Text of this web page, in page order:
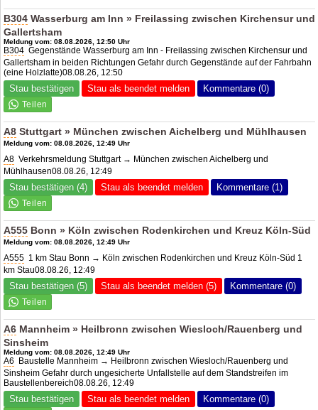
B304 Wasserburg am Inn » Freilassing zwischen Kirchensur und
Gallertsham
Meldung vom: 08.08.2026, 12:50 Uhr
B304 Gegenstände Wasserburg am Inn - Freilassing zwischen Kirchensur und
Gallertsham in beiden Richtungen Gefahr durch Gegenstände auf der Fahrbahn
(eine Holzlatte)08.08.26, 12:50
Stau bestätigen Stau als beendet melden Kommentare (0)
A8 Stuttgart » München zwischen Aichelberg und Mühlhausen
Meldung vom: 08.08.2026, 12:49 Uhr
A8 Verkehrsmeldung Stuttgart → München zwischen Aichelberg und
Mühlhausen08.08.26, 12:49
Stau bestätigen (4) Stau als beendet melden Kommentare (1)
A555 Bonn » Köln zwischen Rodenkirchen und Kreuz Köln-Süd
Meldung vom: 08.08.2026, 12:49 Uhr
A555 1 km Stau Bonn → Köln zwischen Rodenkirchen und Kreuz Köln-Süd 1
km Stau08.08.26, 12:49
Stau bestätigen (5) Stau als beendet melden (5) Kommentare (0)
A6 Mannheim » Heilbronn zwischen Wiesloch/Rauenberg und
Sinsheim
Meldung vom: 08.08.2026, 12:49 Uhr
A6 Baustelle Mannheim → Heilbronn zwischen Wiesloch/Rauenberg und
Sinsheim Gefahr durch ungesicherte Unfallstelle auf dem Standstreifen im
Baustellenbereich08.08.26, 12:49
Stau bestätigen Stau als beendet melden Kommentare (0)